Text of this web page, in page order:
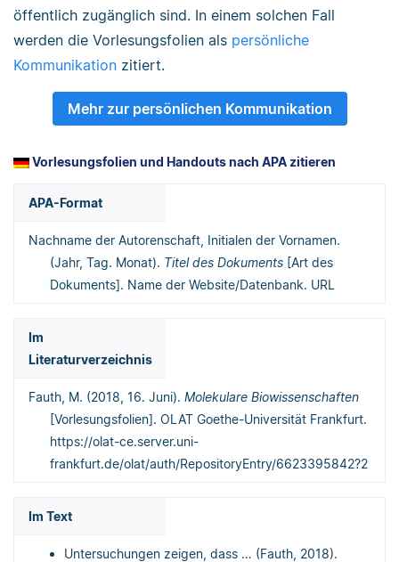
öffentlich zugänglich sind. In einem solchen Fall
werden die Vorlesungsfolien als persönliche
Kommunikation zitiert.
Mehr zur persönlichen Kommunikation
Vorlesungsfolien und Handouts nach APA zitieren
APA-Format
Nachname der Autorenschaft, Initialen der Vornamen.
(Jahr, Tag. Monat). Titel des Dokuments [Art des
Dokuments]. Name der Website/Datenbank. URL
Im
Literaturverzeichnis
Fauth, M. (2018, 16. Juni). Molekulare Biowissenschaften
[Vorlesungsfolien]. OLAT Goethe-Universität Frankfurt.
https://olat-ce.server.uni-
frankfurt.de/olat/auth/RepositoryEntry/6623395842?2
Im Text
Untersuchungen zeigen, dass … (Fauth, 2018).